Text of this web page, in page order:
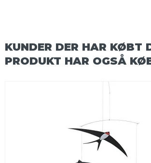
KUNDER DER HAR KØBT
PRODUKT HAR OGSÅ